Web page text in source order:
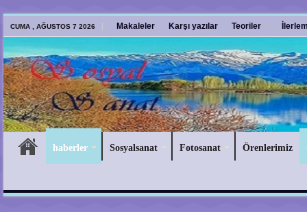
CUMA , AĞUSTOS 7 2026 Makaleler Karşı yazılar Teoriler
haberler Sosyalsanat Fotosanat Örenlerimiz